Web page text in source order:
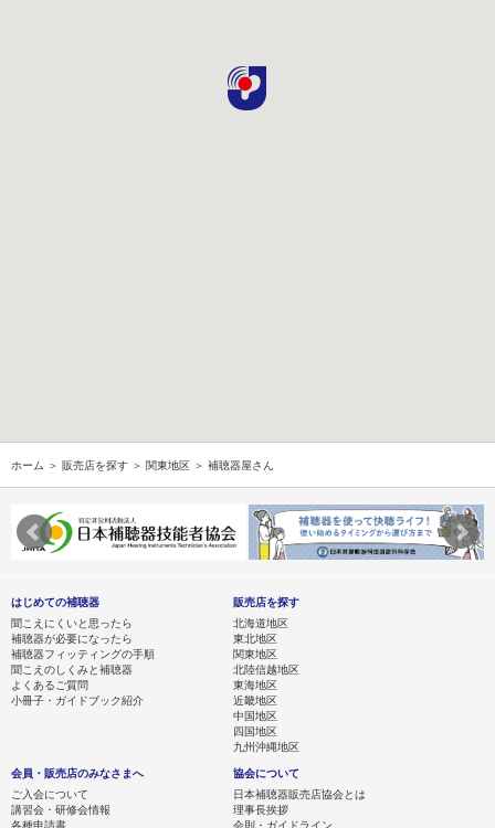
ホーム ＞ 販売店を探す ＞ 関東地区 ＞ 補聴器屋さん
はじめての補聴器
聞こえにくいと思ったら
補聴器が必要になったら
補聴器フィッティングの手順
聞こえのしくみと補聴器
よくあるご質問
小冊子・ガイドブック紹介
販売店を探す
北海道地区
東北地区
関東地区
北陸信越地区
東海地区
近畿地区
中国地区
四国地区
九州沖縄地区
会員・販売店のみなさまへ
ご入会について
講習会・研修会情報
各種申請書
協会について
日本補聴器販売店協会とは
理事長挨拶
会則・ガイドライン